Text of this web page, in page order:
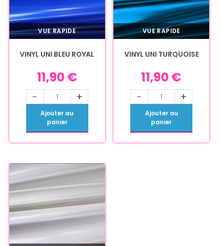
VUE RAPIDE
VINYL UNI BLEU ROYAL
11,90 €
- +
Ajouter au
panier
VUE RAPIDE
VINYL UNI TURQUOISE
11,90 €
- +
Ajouter au
panier